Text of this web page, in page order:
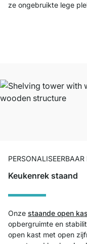
ze ongebruikte lege
PERSONALISEERBAAR
Keukenrek staand
Onze staande open
opbergruimte en
open kast met open